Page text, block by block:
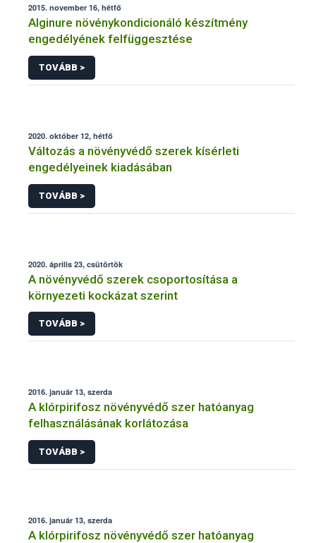
2015. november 16, hétfő
Alginure növénykondicionáló készítmény
engedélyének felfüggesztése
TOVÁBB >
2020. október 12, hétfő
Változás a növényvédő szerek kísérleti
engedélyeinek kiadásában
TOVÁBB >
2020. április 23, csütörtök
A növényvédő szerek csoportosítása a
környezeti kockázat szerint
TOVÁBB >
2016. január 13, szerda
A klórpirifosz növényvédő szer hatóanyag
felhasználásának korlátozása
TOVÁBB >
2016. január 13, szerda
A klórpirifosz növényvédő szer hatóanyag